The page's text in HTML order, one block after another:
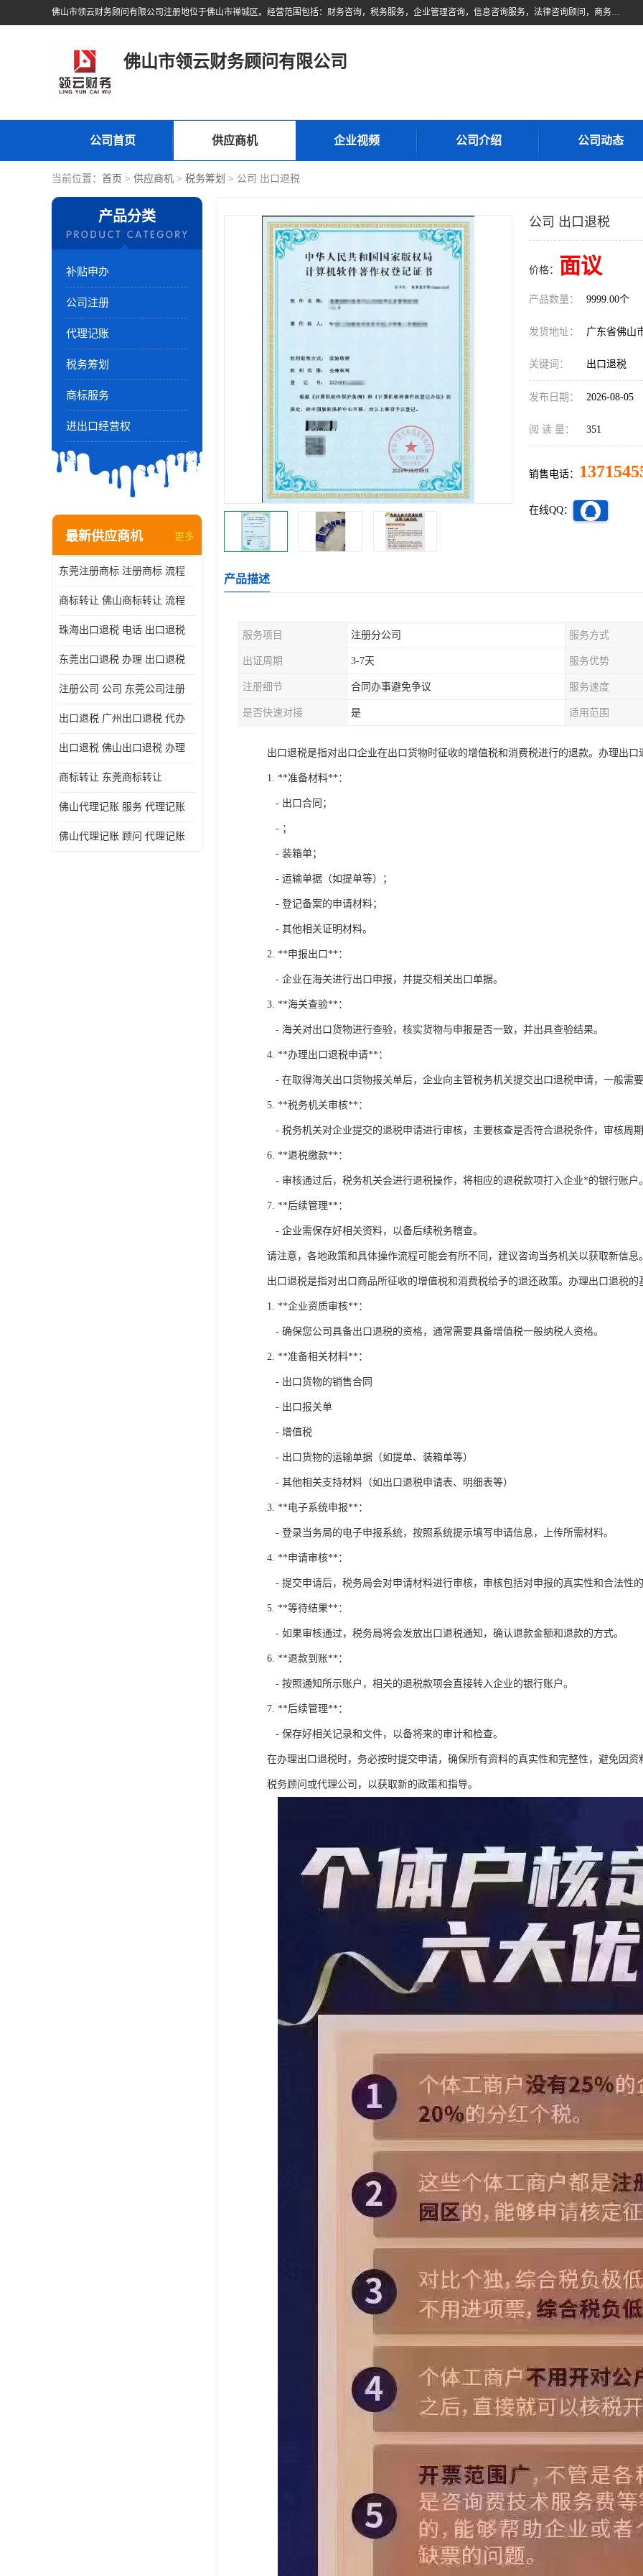
佛山市领云财务顾问有限公司注册地位于佛山市禅城区。经营范围包括：财务咨询，税务服务，企业管理咨询，信息咨询服务，法律咨询顾问，商务代理代办等服务；主要项目有：代理记账，旧账账务处理，疑难账务处理，建账审账；纳税申报，网上申请发票，企业税务分析、审查与评估；注册个体工商户，注册公司，公司注销；企业名称、地址、法人、股东、经营范围、营业期限等资料变更；商标注册、商标转让。财税审计、税务咨询、公司年审。
佛山市领云财务顾问有限公司
公司首页 供应商机 企业视频 公司介绍 公司动态
当前位置： 首页 > 供应商机 > 税务筹划 > 公司 出口退税
产品分类
补贴申办
公司注册
代理记账
税务筹划
商标服务
进出口经营权
最新供应商机 更多
东莞注册商标 注册商标 流程
商标转让 佛山商标转让 流程
珠海出口退税 电话 出口退税
东莞出口退税 办理 出口退税
注册公司 公司 东莞公司注册
出口退税 广州出口退税 代办
出口退税 佛山出口退税 办理
商标转让 东莞商标转让
佛山代理记账 服务 代理记账
佛山代理记账 顾问 代理记账
公司 出口退税
价格： 面议
产品数量： 9999.00个
发货地址： 广东省佛山
关键词： 出口退税
发布日期： 2026-08-05
阅 读 量： 351
销售电话：
在线QQ：
产品描述
服务项目 注册分公司 服务方式
出证周期 3-7天 服务优势
注册细节 合同办事避免争议 服务速度
是否快速对接 是 适用范围
出口退税是指对出口企业在出口货物时征收的增值税和消费税进行的退款。办理出口
1. **准备材料**：
- 出口合同；
- ；
- 装箱单；
- 运输单据（如提单等）；
- 登记备案的申请材料；
- 其他相关证明材料。
2. **申报出口**：
- 企业在海关进行出口申报，并提交相关出口单据。
3. **海关查验**：
- 海关对出口货物进行查验，核实货物与申报是否一致，并出具查验结果。
4. **办理出口退税申请**：
- 在取得海关出口货物报关单后，企业向主管税务机关提交出口退税申请，一般需
5. **税务机关审核**：
- 税务机关对企业提交的退税申请进行审核，主要核查是否符合退税条件，审核周
6. **退税缴款**：
- 审核通过后，税务机关会进行退税操作，将相应的退税款项打入企业*的银行账户
7. **后续管理**：
- 企业需保存好相关资料，以备后续税务稽查。
请注意，各地政策和具体操作流程可能会有所不同，建议咨询当务机关以获取新信息
出口退税是指对出口商品所征收的增值税和消费税给予的退还政策。办理出口退税的
1. **企业资质审核**：
- 确保您公司具备出口退税的资格，通常需要具备增值税一般纳税人资格。
2. **准备相关材料**：
- 出口货物的销售合同
- 出口报关单
- 增值税
- 出口货物的运输单据（如提单、装箱单等）
- 其他相关支持材料（如出口退税申请表、明细表等）
3. **电子系统申报**：
- 登录当务局的电子申报系统，按照系统提示填写申请信息，上传所需材料。
4. **申请审核**：
- 提交申请后，税务局会对申请材料进行审核，审核包括对申报的真实性和合法性
5. **等待结果**：
- 如果审核通过，税务局将会发放出口退税通知，确认退款金额和退款的方式。
6. **退款到账**：
- 按照通知所示账户，相关的退税款项会直接转入企业的银行账户。
7. **后续管理**：
- 保存好相关记录和文件，以备将来的审计和检查。
在办理出口退税时，务必按时提交申请，确保所有资料的真实性和完整性，避免因
税务顾问或代理公司，以获取新的政策和指导。